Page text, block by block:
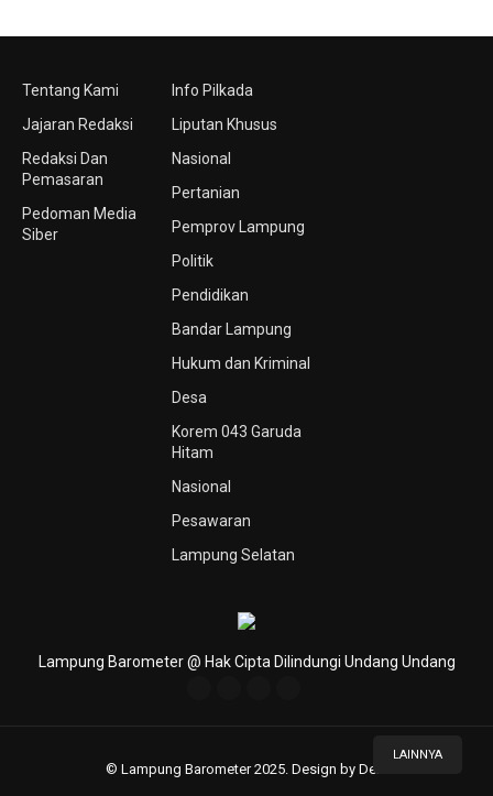
LAINNYA
Tentang Kami
Jajaran Redaksi
Redaksi Dan
Pemasaran
Pedoman Media
Siber
Info Pilkada
Liputan Khusus
Nasional
Pertanian
Pemprov Lampung
Politik
Pendidikan
Bandar Lampung
Hukum dan Kriminal
Desa
Korem 043 Garuda
Hitam
Nasional
Pesawaran
Lampung Selatan
Lampung Barometer @ Hak Cipta Dilindungi Undang Undang
© Lampung Barometer 2025. Design by Deni